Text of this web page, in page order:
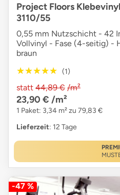
Project Floors
3110/55
0,55 mm Nutzschicht - 42
Vollvinyl - Fase (4-seitig) -
braun
★★★★★
★★★★★ (1)
statt 44,89 € /m²
23,90 € /m²
1 Paket: 3,34 m² zu 79,83 €
Lieferzeit: 12 Tage
-47 %